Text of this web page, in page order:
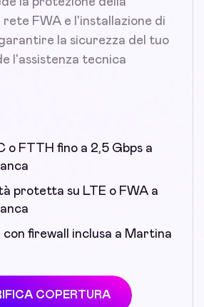
rete FWA e l'installazione di
la sicurezza del tuo
l'assistenza tecnica
o FTTH fino a 2,5 Gbps a
protetta su LTE o FWA a
con firewall inclusa a Martina
COPERTURA